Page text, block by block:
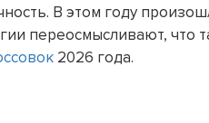
В этом году
переосмысливают, что
2026 года.